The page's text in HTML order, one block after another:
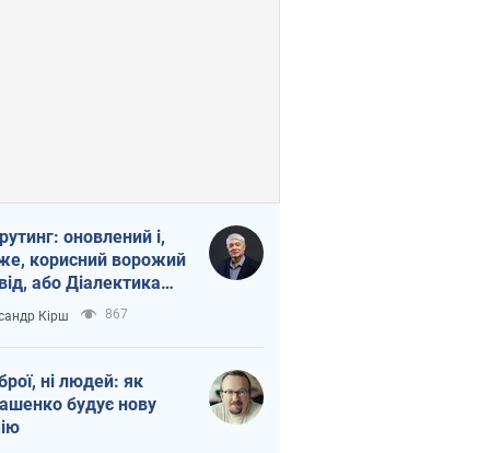
оновлений і,
корисний ворожий
або Діалектика
боягузтва
Кірш 867
ні людей: як
будує нову